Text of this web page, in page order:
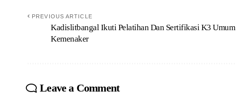
PREVIOUS ARTICLE
Kadislitbangal Ikuti Pelatihan Dan Sertifikasi K3 Umum
Kemenaker
Leave a Comment